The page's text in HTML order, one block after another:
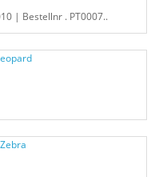
| Bestellnr . PT0007..